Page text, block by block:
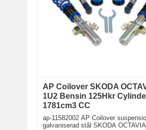
AP Coilover SKODA
1U2 Bensin 125Hkr
1781cm3 CC
ap-11582002 AP Coilover
galvaniserad stål SKODA OCTAVIA I